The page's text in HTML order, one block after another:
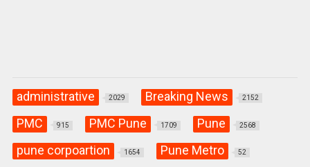
administrative 2029 Breaking News 2152
PMC 915 PMC Pune 1709 Pune 2568
pune corpoartion 1654 Pune Metro 52